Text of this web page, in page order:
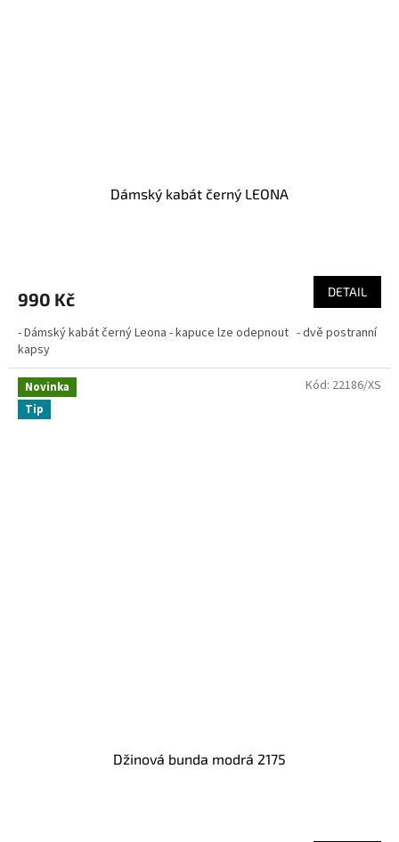
Dámský kabát černý LEONA
990 Kč DETAIL
- Dámský kabát černý Leona - kapuce lze odepnout - dvě postranní
kapsy
Novinka
Tip
Džinová bunda modrá 2175
Kód: 22186/XS